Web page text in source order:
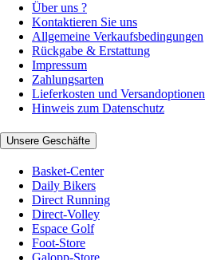
Über uns ?
Kontaktieren Sie uns
Allgemeine Verkaufsbedingungen
Rückgabe & Erstattung
Impressum
Zahlungsarten
Lieferkosten und Versandoptionen
Hinweis zum Datenschutz
Unsere Geschäfte
Basket-Center
Daily Bikers
Direct Running
Direct-Volley
Espace Golf
Foot-Store
Galopp-Store